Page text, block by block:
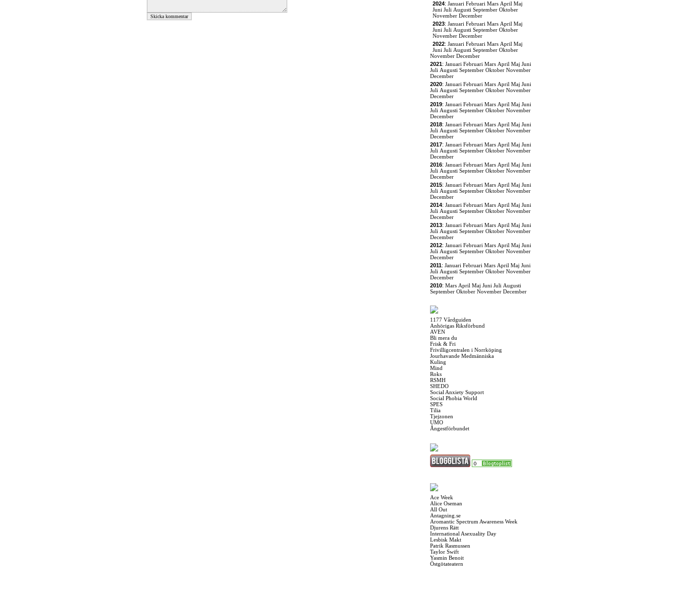
2024: Januari Februari Mars April Maj
Juni Juli Augusti September Oktober
November December
2023: Januari Februari Mars April Maj
Juni Juli Augusti September Oktober
November December
2022: Januari Februari Mars April Maj
Juni Juli Augusti September Oktober
November December
2021: Januari Februari Mars April Maj Juni
Juli Augusti September Oktober November
December
2020: Januari Februari Mars April Maj Juni
Juli Augusti September Oktober November
December
2019: Januari Februari Mars April Maj Juni
Juli Augusti September Oktober November
December
2018: Januari Februari Mars April Maj Juni
Juli Augusti September Oktober November
December
2017: Januari Februari Mars April Maj Juni
Juli Augusti September Oktober November
December
2016: Januari Februari Mars April Maj Juni
Juli Augusti September Oktober November
December
2015: Januari Februari Mars April Maj Juni
Juli Augusti September Oktober November
December
2014: Januari Februari Mars April Maj Juni
Juli Augusti September Oktober November
December
2013: Januari Februari Mars April Maj Juni
Juli Augusti September Oktober November
December
2012: Januari Februari Mars April Maj Juni
Juli Augusti September Oktober November
December
2011: Januari Februari Mars April Maj Juni
Juli Augusti September Oktober November
December
2010: Mars April Maj Juni Juli Augusti
September Oktober November December
1177 Vårdguiden
Anhörigas Riksförbund
AVEN
Bli mera du
Frisk & Fri
Frivilligcentralen i Norrköping
Jourhavande Medmänniska
Kuling
Mind
Roks
RSMH
SHEDO
Social Anxiety Support
Social Phobia World
SPES
Tilia
Tjejzonen
UMO
Ångestförbundet
Ace Week
Alice Oseman
All Out
Antagning.se
Aromantic Spectrum Awareness Week
Djurens Rätt
International Asexuality Day
Lesbisk Makt
Patrik Rasmussen
Taylor Swift
Yasmin Benoit
Östgötateatern